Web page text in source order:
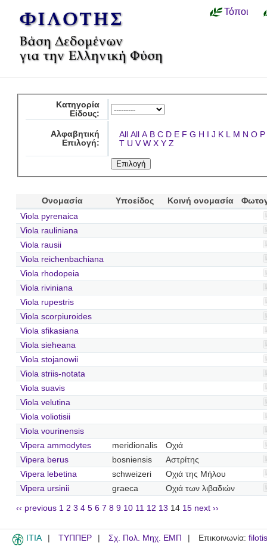
Τόποι
Κατηγορία
Είδους:
Αλφαβητική
Επιλογή:
All All A B C D E F G H I J K L M N O P
T U V W X Y Z
Ονομασία Υποείδος Κοινή ονομασία
Viola pyrenaica
Viola rauliniana
Viola rausii
Viola reichenbachiana
Viola rhodopeia
Viola riviniana
Viola rupestris
Viola scorpiuroides
Viola sfikasiana
Viola sieheana
Viola stojanowii
Viola striis-notata
Viola suavis
Viola velutina
Viola voliotisii
Viola vourinensis
Vipera ammodytes
meridionalis
Οχιά
Vipera berus
bosniensis
Αστρίτης
Vipera lebetina
schweizeri
Οχιά της Μήλου
Vipera ursinii
graeca Οχιά των λιβαδιών
‹‹ previous 1 2 3 4 5 6 7 8 9 10 11 12 13 14 15 next ››
ITIA ΤΥΠΠΕΡ Σχ. Πολ. Μηχ. ΕΜΠ Επικοινωνία: